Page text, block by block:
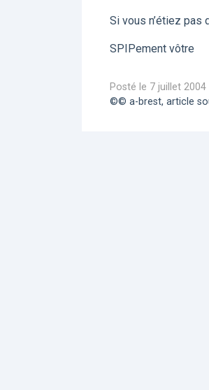
Si vous n’étiez pas
SPIPement vôtre
Posté le 7 juillet 2004
©© a-brest, article